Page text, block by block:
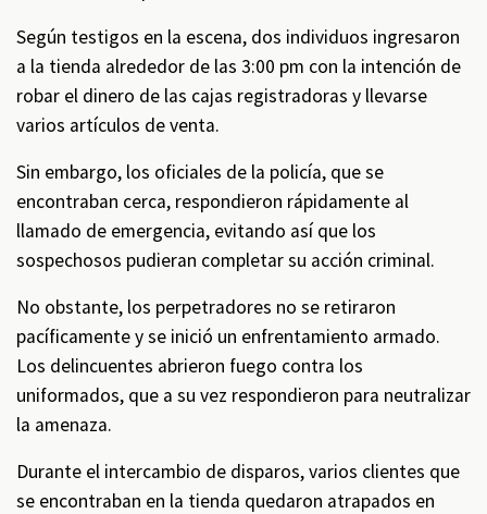
Según testigos en la escena, dos individuos ingresaron
a la tienda alrededor de las 3:00 pm con la intención de
robar el dinero de las cajas registradoras y llevarse
varios artículos de venta.
Sin embargo, los oficiales de la policía, que se
encontraban cerca, respondieron rápidamente al
llamado de emergencia, evitando así que los
sospechosos pudieran completar su acción criminal.
No obstante, los perpetradores no se retiraron
pacíficamente y se inició un enfrentamiento armado.
Los delincuentes abrieron fuego contra los
uniformados, que a su vez respondieron para neutralizar
la amenaza.
Durante el intercambio de disparos, varios clientes que
se encontraban en la tienda quedaron atrapados en